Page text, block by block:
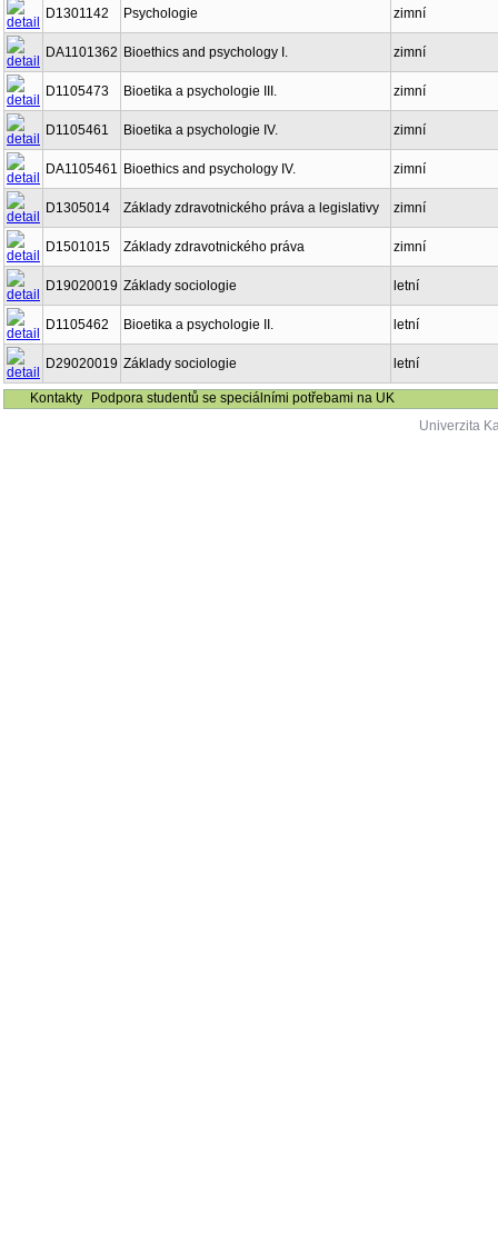
D1301142 Psychologie zimní
DA1101362 Bioethics and psychology I. zimní
D1105473 Bioetika a psychologie III. zimní
D1105461 Bioetika a psychologie IV. zimní
DA1105461 Bioethics and psychology IV. zimní
D1305014 Základy zdravotnického práva a legislativy zimní
D1501015 Základy zdravotnického práva zimní
D19020019 Základy sociologie letní
D1105462 Bioetika a psychologie II. letní
D29020019 Základy sociologie letní
Kontakty
Podpora studentů se speciálními potřebami na UK
Univerzita